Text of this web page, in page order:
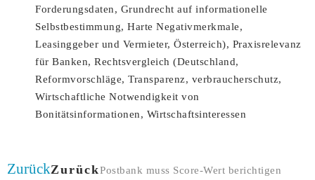
Forderungsdaten, Grundrecht auf informationelle
Selbstbestimmung, Harte Negativmerkmale,
Leasinggeber und Vermieter, Österreich), Praxisrelevanz
für Banken, Rechtsvergleich (Deutschland,
Reformvorschläge, Transparenz, verbraucherschutz,
Wirtschaftliche Notwendigkeit von
Bonitätsinformationen, Wirtschaftsinteressen
ZurückZurückPostbank muss Score-Wert berichtigen